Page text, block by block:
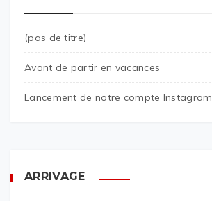
(pas de titre)
Avant de partir en vacances
Lancement de notre compte Instagram
ARRIVAGE